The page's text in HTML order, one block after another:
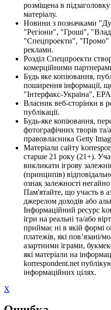
розміщена в
матеріалу.
Новини з позначками
"Регіони", "Гроші",
"Спецпроекти", "Промо"
реклами.
Розділ Спецпроекти
комерційними
Будь яке копіювання,
поширення інформації,
"Інтерфакс-Україна",
Власник веб-сторінки в
публікації.
Будь-яке копіювання,
фотографічних творів та/
правовласника Getty
Матеріали сайту
старше 21 року (21+).
викликати ігрову
(принципів)
ознак залежності негайно
Пам'ятайте, що участь в
джерелом доходів або
Інформаційний ресурс
ігри на реальні та/або
приймає ні в якій формі
платежів, які пов’язані/
азартними іграми,
які матеріали на
korrespondent.net
інформаційних цілях.
X